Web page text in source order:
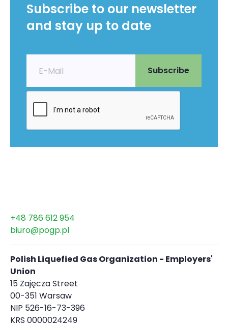
Subscribe to our newsletter
and stay up to date
+48 786 612 954
biuro@pogp.pl
Polish Liquefied Gas Organization - Employers'
Union
15 Zajęcza Street
00-351 Warsaw
NIP 526-16-73-396
KRS 0000024249